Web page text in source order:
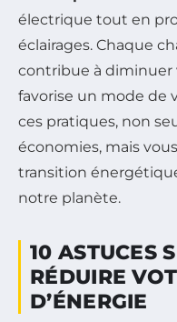
électrique tout en
éclairages. Chaque
contribue à diminuer
favorise un mode de
ces pratiques, non
économies, mais
transition
notre planète.
10 ASTUCES
RÉDUIRE
D’ÉNERGIE